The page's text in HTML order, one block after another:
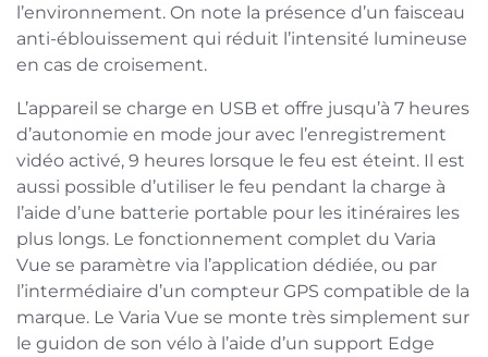
l’environnement. On note la présence d’un faisceau
anti-éblouissement qui réduit l’intensité lumineuse
en cas de croisement.
L’appareil se charge en USB et offre jusqu’à 7 heures
d’autonomie en mode jour avec l’enregistrement
vidéo activé, 9 heures lorsque le feu est éteint. Il est
aussi possible d’utiliser le feu pendant la charge à
l’aide d’une batterie portable pour les itinéraires les
plus longs. Le fonctionnement complet du Varia
Vue se paramètre via l’application dédiée, ou par
l’intermédiaire d’un compteur GPS compatible de la
marque. Le Varia Vue se monte très simplement sur
le guidon de son vélo à l’aide d’un support Edge